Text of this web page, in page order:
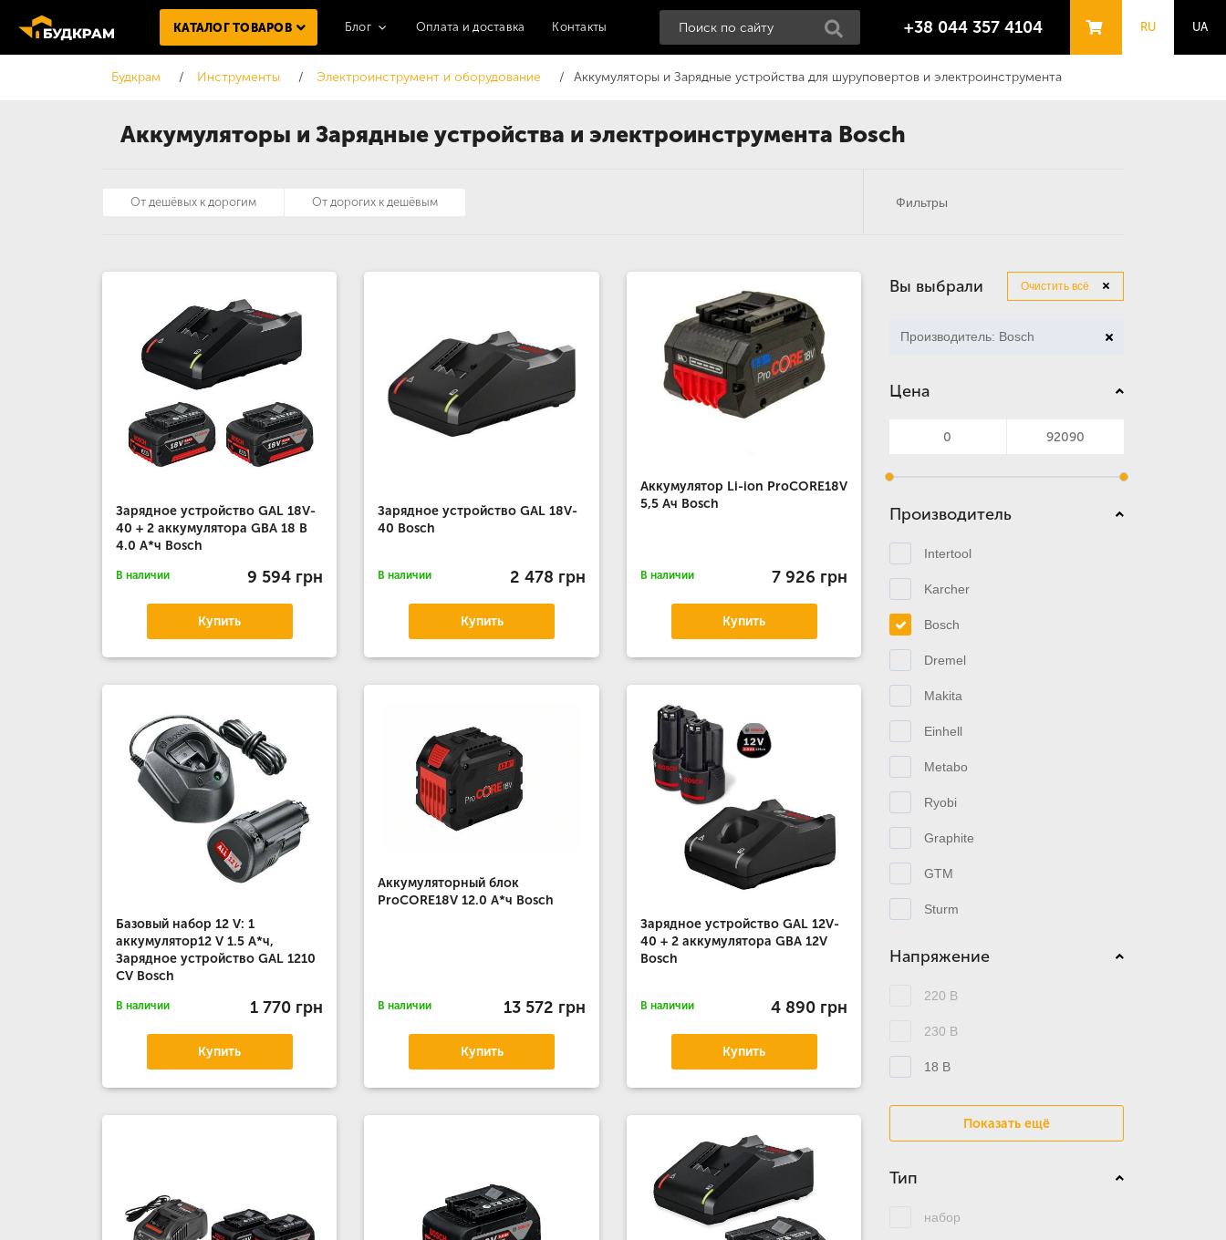
Аккумуляторы и Зарядные устройства и электроинструмента Bosch
КАТАЛОГ ТОВАРОВ Блог Оплата и доставка Контакты +38 044 357 4104 RU UA
Будкрам Инструменты Электроинструмент и оборудование Аккумуляторы и Зарядные устройства для шуруповертов и электроинструмента
Зарядное устройство GAL 18V-
40 + 2 аккумулятора GBA 18 В
4.0 A*ч Bosch
В наличии 9 594 грн
Купить
Зарядное устройство GAL 18V-
40 Bosch
В наличии 2 478 грн
Купить
Аккумулятор Li-ion ProCORE18V
5,5 Aч Bosch
В наличии 7 926 грн
Купить
Базовый набор 12 V: 1
аккумулятор12 V 1.5 А*ч,
Зарядное устройство GAL 1210
CV Bosch
В наличии 1 770 грн
Купить
Аккумуляторный блок
ProCORE18V 12.0 А*ч Bosch
В наличии 13 572 грн
Купить
Зарядное устройство GAL 12V-
40 + 2 аккумулятора GBA 12V
Bosch
В наличии 4 890 грн
Купить
Вы выбрали Очистить всё
Производитель: Bosch
Цена
Производитель
Intertool
Karcher
Bosch
Dremel
Makita
Einhell
Metabo
Ryobi
Graphite
GTM
Sturm
Напряжение
220 В
230 В
18 В
Показать ещё
Тип
набор
От дешёвых к дорогим От дорогих к дешёвым Фильтры